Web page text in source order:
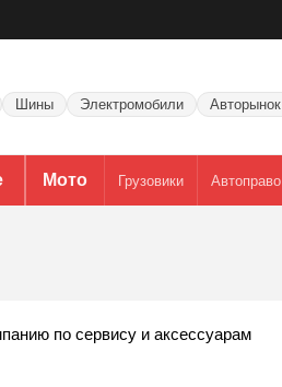
Шины Электромобили Авторынок
Мото Грузовики Автоправо
по сервису и аксессуарам